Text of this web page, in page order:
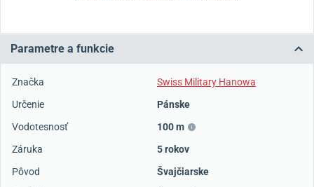
Parametre a funkcie
Značka
Swiss Military Hanowa
Určenie
Pánske
Vodotesnosť
100 m
Záruka
5 rokov
Pôvod
Švajčiarske